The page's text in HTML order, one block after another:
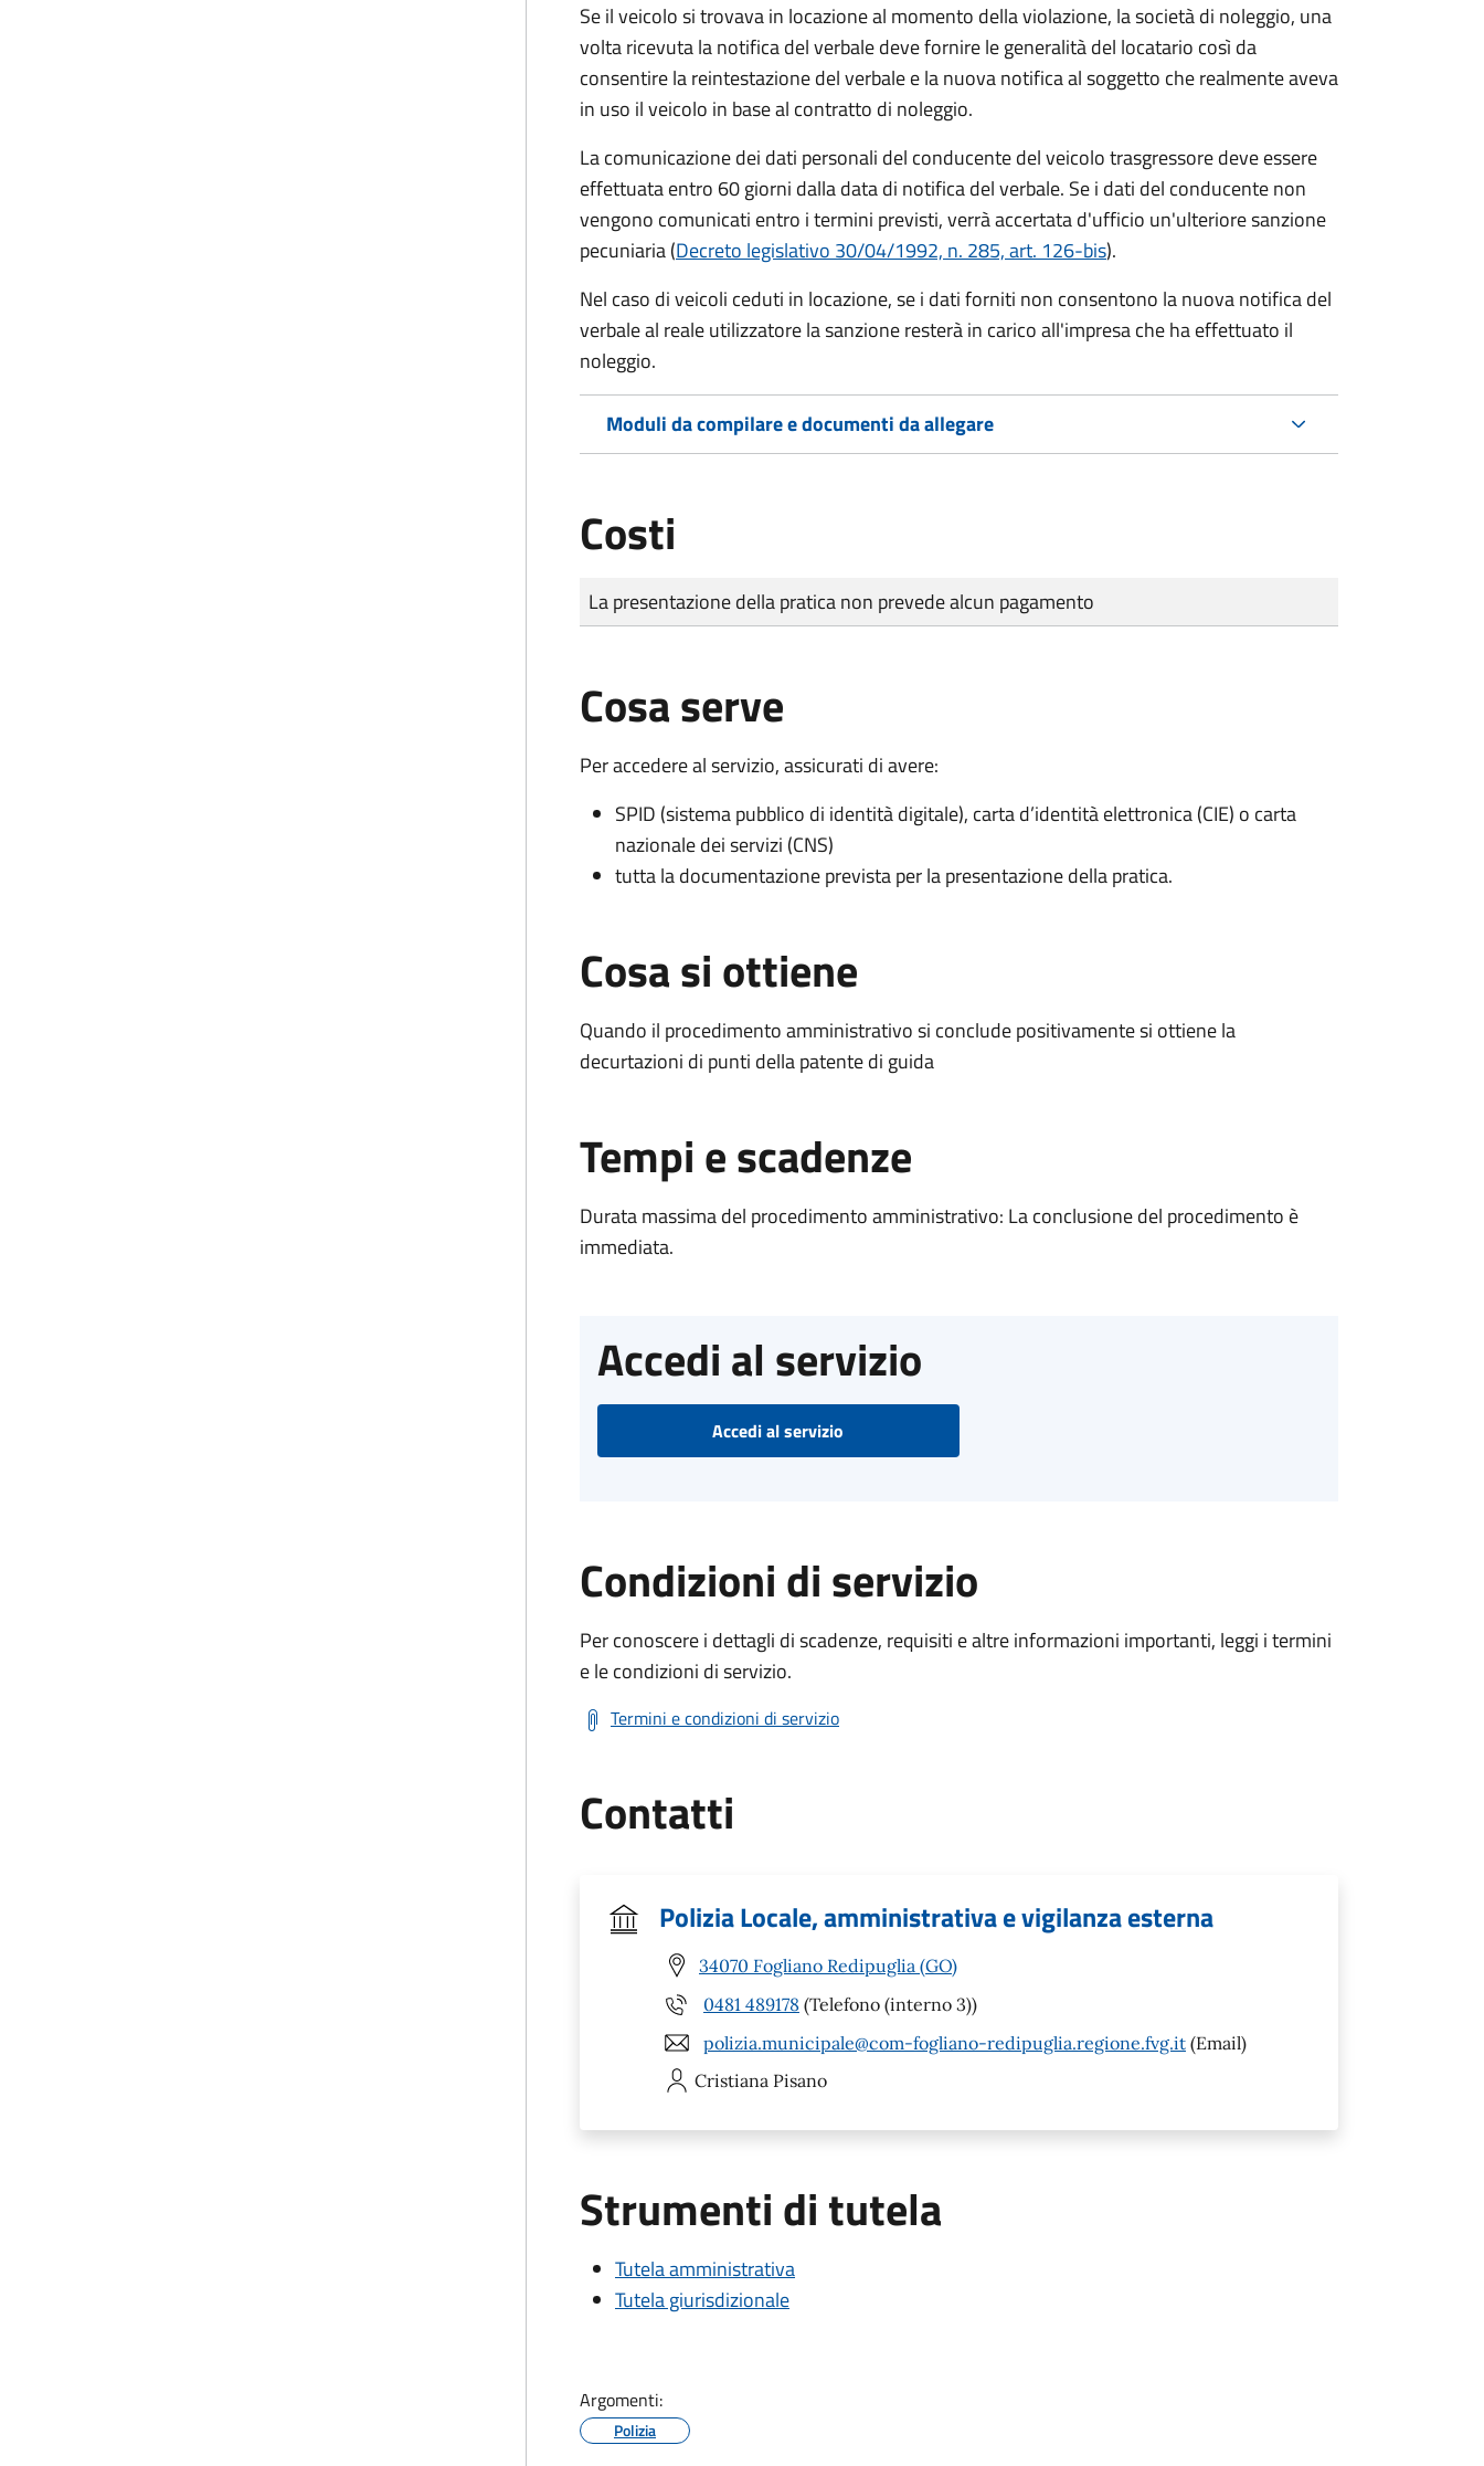
Se il veicolo si trovava in locazione al momento della violazione, la società di noleggio, una
volta ricevuta la notifica del verbale deve fornire le generalità del locatario così da
consentire la reintestazione del verbale e la nuova notifica al soggetto che realmente aveva
in uso il veicolo in base al contratto di noleggio.
La comunicazione dei dati personali del conducente del veicolo trasgressore deve essere
effettuata entro 60 giorni dalla data di notifica del verbale. Se i dati del conducente non
vengono comunicati entro i termini previsti, verrà accertata d'ufficio un'ulteriore sanzione
pecuniaria (Decreto legislativo 30/04/1992, n. 285, art. 126-bis).
Nel caso di veicoli ceduti in locazione, se i dati forniti non consentono la nuova notifica del
verbale al reale utilizzatore la sanzione resterà in carico all'impresa che ha effettuato il
noleggio.
Moduli da compilare e documenti da allegare
Costi
Tipo di pagamento
Importo
La presentazione della pratica non prevede alcun pagamento
Cosa serve
Per accedere al servizio, assicurati di avere:
SPID (sistema pubblico di identità digitale), carta d’identità elettronica (CIE) o carta
nazionale dei servizi (CNS)
tutta la documentazione prevista per la presentazione della pratica.
Cosa si ottiene
Quando il procedimento amministrativo si conclude positivamente si ottiene la
decurtazioni di punti della patente di guida
Tempi e scadenze
Durata massima del procedimento amministrativo: La conclusione del procedimento è
immediata.
Accedi al servizio
Accedi al servizio
Condizioni di servizio
Per conoscere i dettagli di scadenze, requisiti e altre informazioni importanti, leggi i termini
e le condizioni di servizio.
Termini e condizioni di servizio
Contatti
Polizia Locale, amministrativa e vigilanza esterna
34070 Fogliano Redipuglia (GO)
0481 489178 (Telefono (interno 3))
polizia.municipale@com-fogliano-redipuglia.regione.fvg.it (Email)
Cristiana Pisano
Strumenti di tutela
Tutela amministrativa
Tutela giurisdizionale
Argomenti:
Polizia